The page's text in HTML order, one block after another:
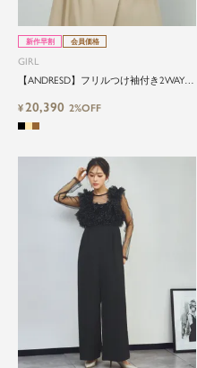
新作早割 会員価格
GIRL
【ANDRESD】フリルつけ袖付き2WAYラ
¥20,390 2%OFF